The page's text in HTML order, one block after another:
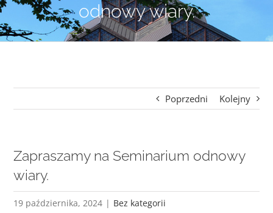
odnowy wiary.
Poprzedni Kolejny
Zapraszamy na Seminarium odnowy
wiary.
19 października, 2024 | Bez kategorii